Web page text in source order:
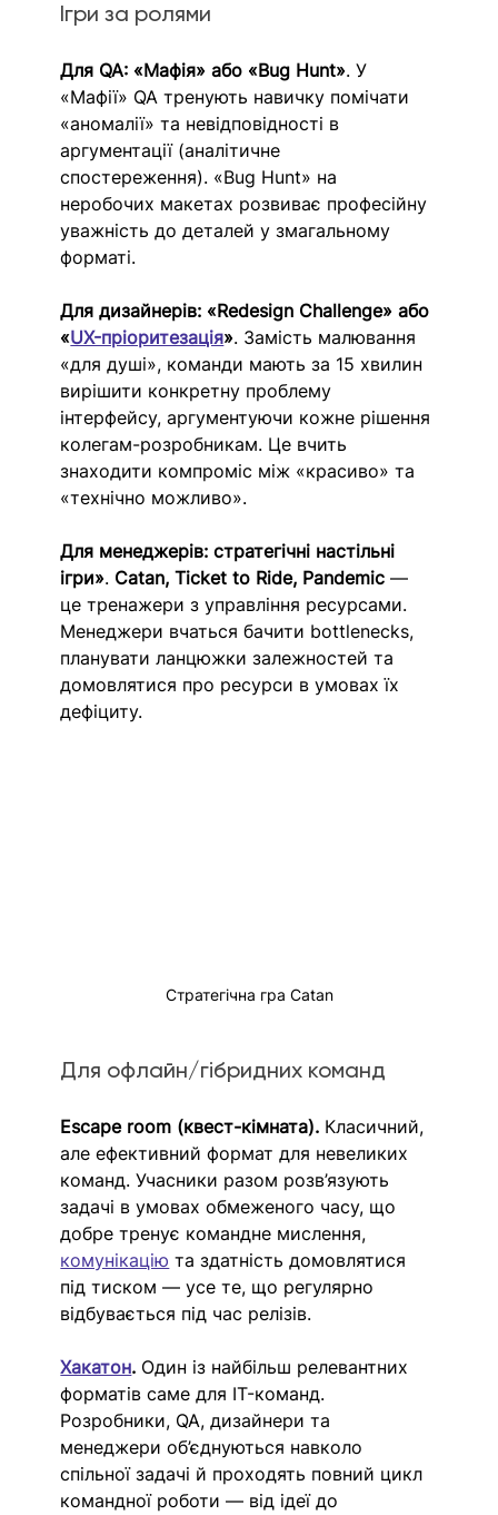
Ігри за ролями
Для QA: «Мафія» або «Bug Hunt». У
«Мафії» QA тренують навичку помічати
«аномалії» та невідповідності в
аргументації (аналітичне
спостереження). «Bug Hunt» на
неробочих макетах розвиває професійну
уважність до деталей у змагальному
форматі.
Для дизайнерів: «Redesign Challenge» або
«UX-пріоритезація». Замість малювання
«для душі», команди мають за 15 хвилин
вирішити конкретну проблему
інтерфейсу, аргументуючи кожне рішення
колегам-розробникам. Це вчить
знаходити компроміс між «красиво» та
«технічно можливо».
Для менеджерів: cтратегічні настільні
ігри». Catan, Ticket to Ride, Pandemic —
це тренажери з управління ресурсами.
Менеджери вчаться бачити bottlenecks,
планувати ланцюжки залежностей та
домовлятися про ресурси в умовах їх
дефіциту.
Стратегічна гра Catan
Для офлайн/гібридних команд
Escape room (квест-кімната). Класичний,
але ефективний формат для невеликих
команд. Учасники разом розв’язують
задачі в умовах обмеженого часу, що
добре тренує командне мислення,
комунікацію та здатність домовлятися
під тиском — усе те, що регулярно
відбувається під час релізів.
Хакатон. Один із найбільш релевантних
форматів саме для IT-команд.
Розробники, QA, дизайнери та
менеджери об’єднуються навколо
спільної задачі й проходять повний цикл
командної роботи — від ідеї до